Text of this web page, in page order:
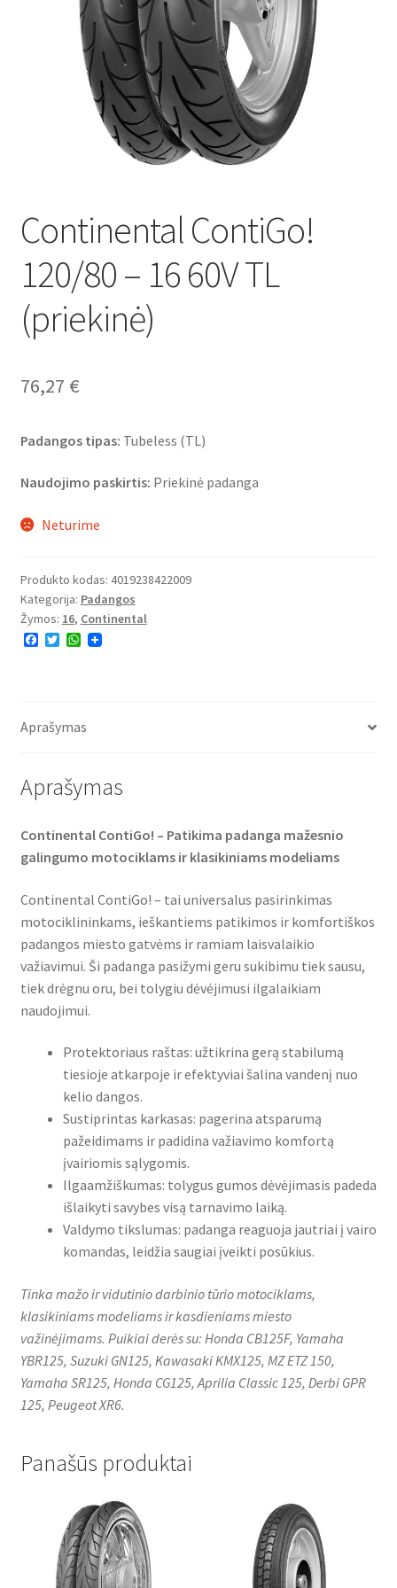
Continental ContiGo!
120/80 – 16 60V TL
(priekinė)
76,27 €
Padangos tipas: Tubeless (TL)
Naudojimo paskirtis: Priekinė padanga
Neturime
Produkto kodas: 4019238422009
Kategorija: Padangos
Žymos: 16, Continental
F
o
T
r
W
p
Aprašymas
Aprašymas
Continental ContiGo! – Patikima padanga mažesnio
galingumo motociklams ir klasikiniams modeliams
Continental ContiGo! – tai universalus pasirinkimas
motociklininkams, ieškantiems patikimos ir komfortiškos
padangos miesto gatvėms ir ramiam laisvalaikio
važiavimui. Ši padanga pasižymi geru sukibimu tiek sausu,
tiek drėgnu oru, bei tolygiu dėvėjimusi ilgalaikiam
naudojimui.
Protektoriaus raštas: užtikrina gerą stabilumą
tiesioje atkarpoje ir efektyviai šalina vandenį nuo
kelio dangos.
Sustiprintas karkasas: pagerina atsparumą
pažeidimams ir padidina važiavimo komfortą
įvairiomis sąlygomis.
Ilgaamžiškumas: tolygus gumos dėvėjimasis padeda
išlaikyti savybes visą tarnavimo laiką.
Valdymo tikslumas: padanga reaguoja jautriai į vairo
komandas, leidžia saugiai įveikti posūkius.
Tinka mažo ir vidutinio darbinio tūrio motociklams,
klasikiniams modeliams ir kasdieniams miesto
važinėjimams. Puikiai derės su: Honda CB125F, Yamaha
YBR125, Suzuki GN125, Kawasaki KMX125, MZ ETZ 150,
Yamaha SR125, Honda CG125, Aprilia Classic 125, Derbi GPR
125, Peugeot XR6.
Panašūs produktai